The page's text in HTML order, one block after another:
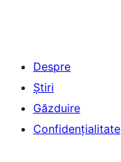
Despre
Știri
Găzduire
Confidențialitate